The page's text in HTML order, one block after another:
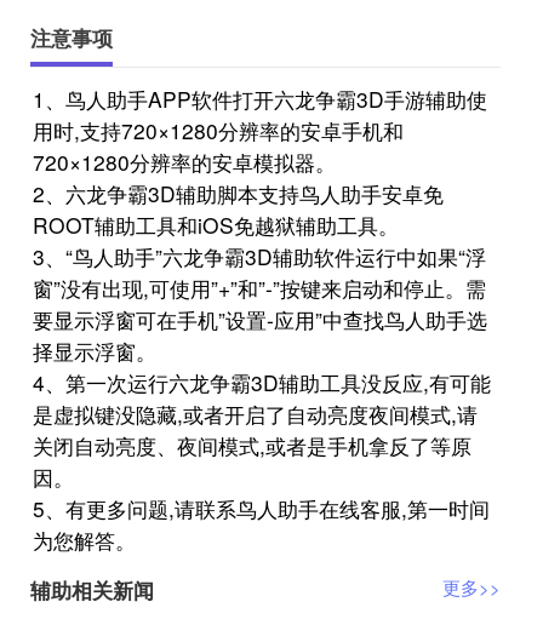
注意事项
1、鸟人助手APP软件打开六龙争霸3D手游辅助使
用时,支持720×1280分辨率的安卓手机和
720×1280分辨率的安卓模拟器。
2、六龙争霸3D辅助脚本支持鸟人助手安卓免
ROOT辅助工具和iOS免越狱辅助工具。
3、“鸟人助手”六龙争霸3D辅助软件运行中如果“浮
窗”没有出现,可使用”+”和”-”按键来启动和停止。需
要显示浮窗可在手机”设置-应用”中查找鸟人助手选
择显示浮窗。
4、第一次运行六龙争霸3D辅助工具没反应,有可能
是虚拟键没隐藏,或者开启了自动亮度夜间模式,请
关闭自动亮度、夜间模式,或者是手机拿反了等原
因。
5、有更多问题,请联系鸟人助手在线客服,第一时间
为您解答。
辅助相关新闻
更多>>